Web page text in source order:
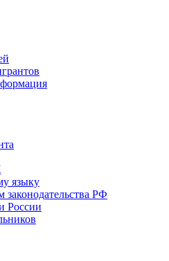
языку
законодательства РФ
России